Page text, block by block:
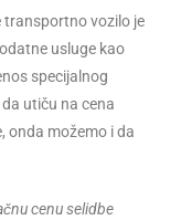
transportno vozilo je
usluge kao
specijalnog
utiču na cena
onda možemo i da
cenu selidbe